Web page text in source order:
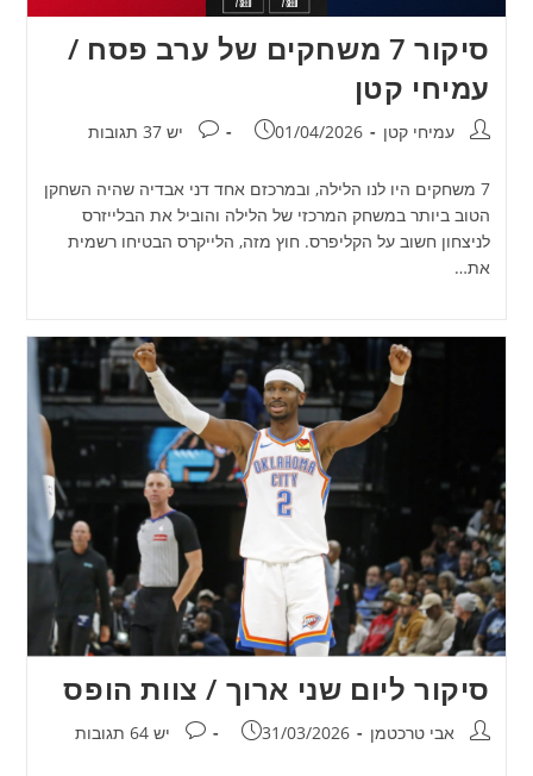
סיקור 7 משחקים של ערב פסח /
עמיחי קטן
מחבר:עמיחי קטן פורסם:
01/04/2026 תגובות:
יש 37 תגובות
7 משחקים היו לנו הלילה, ובמרכזם אחד דני אבדיה שהיה השחקן
הטוב ביותר במשחק המרכזי של הלילה והוביל את הבלייזרס
לניצחון חשוב על הקליפרס. חוץ מזה, הלייקרס הבטיחו רשמית
את…
סיקור ליום שני ארוך / צוות הופס
מחבר:אבי טרכטמן פורסם:
31/03/2026 תגובות:
יש 64 תגובות